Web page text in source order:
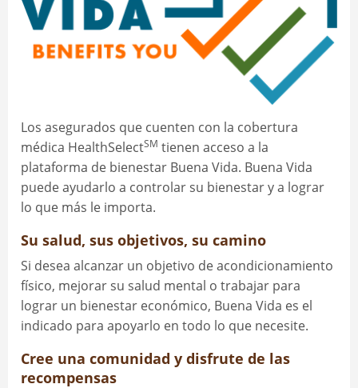
Los asegurados que cuenten con la cobertura
médica HealthSelectSM tienen acceso a la
plataforma de bienestar Buena Vida. Buena Vida
puede ayudarlo a controlar su bienestar y a lograr
lo que más le importa.
Su salud, sus objetivos, su camino
Si desea alcanzar un objetivo de acondicionamiento
físico, mejorar su salud mental o trabajar para
lograr un bienestar económico, Buena Vida es el
indicado para apoyarlo en todo lo que necesite.
Cree una comunidad y disfrute de las
recompensas